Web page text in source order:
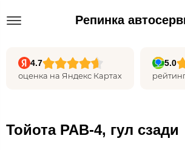
Репинка
4.7
оценка на Яндекс Картах
5.0
Тойота РАВ-4, гул сзади